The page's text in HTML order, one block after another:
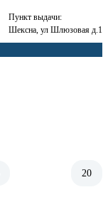
Пункт выдачи:
Шексна, ул Шлюзовая д.1
20